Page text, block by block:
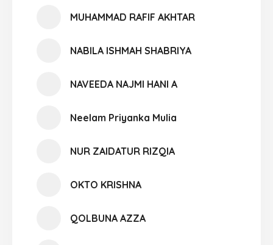
MUHAMMAD RAFIF AKHTAR
NABILA ISHMAH SHABRIYA
NAVEEDA NAJMI HANI A
Neelam Priyanka Mulia
NUR ZAIDATUR RIZQIA
OKTO KRISHNA
QOLBUNA AZZA